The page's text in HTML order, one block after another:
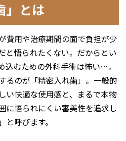
」とは
費用や治療期間の面で負担が少
と悟られたくない。だからとい
込むための外科手術は怖い…。
るのが「精密入れ歯」。一般的
い快適な使用感と、まるで本物
に悟られにくい審美性を追求し
呼びます。